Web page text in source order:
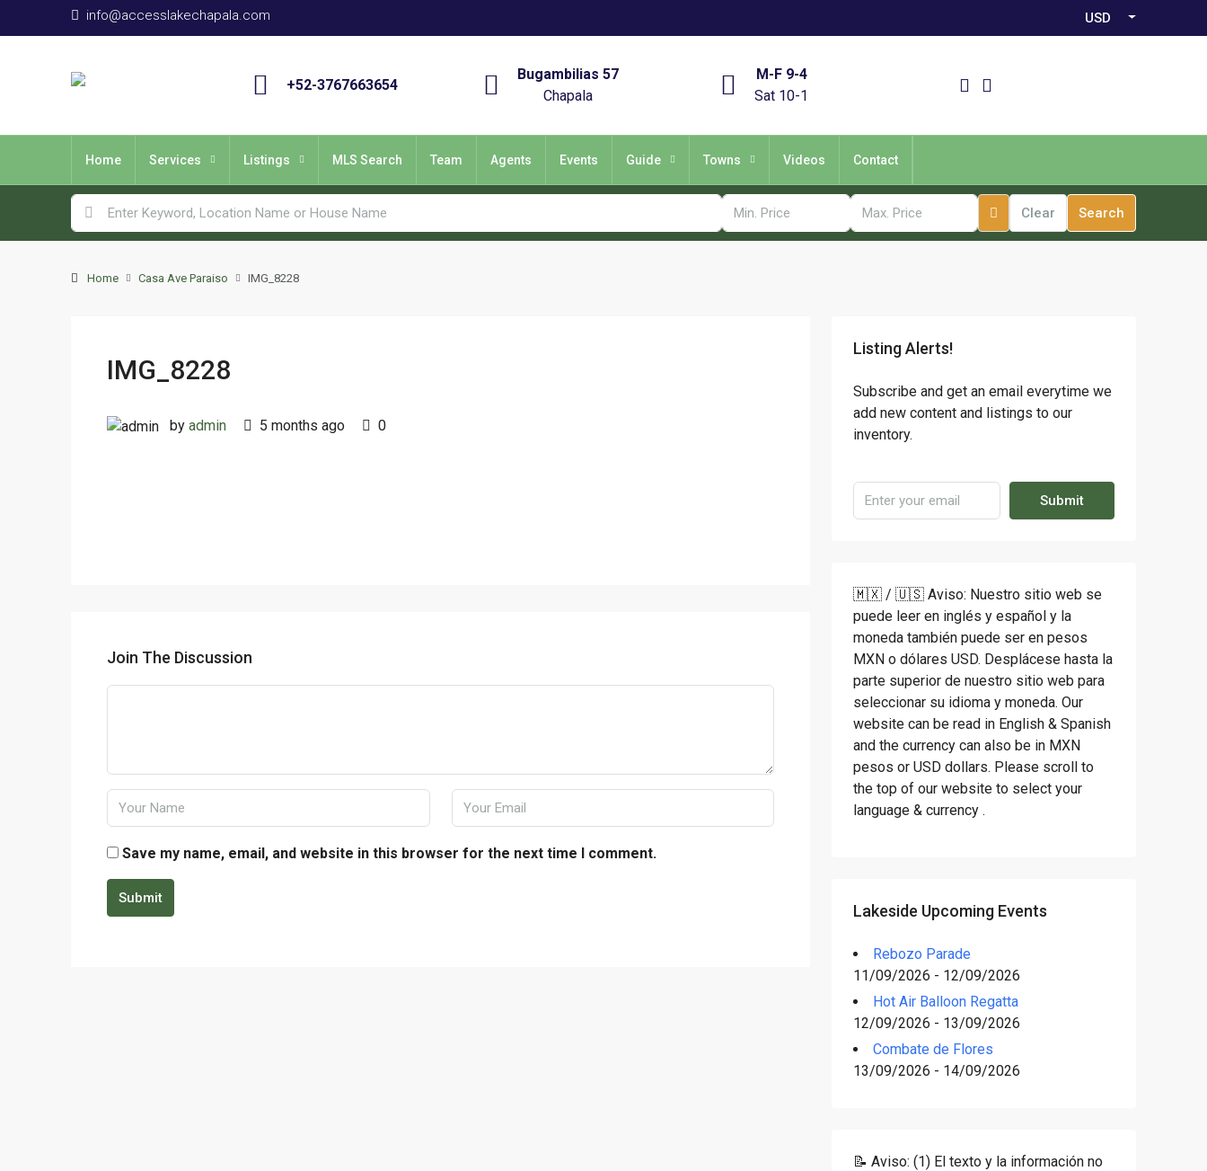
info@accesslakechapala.com USD
+52-3767663654
Bugambilias 57
Chapala
M-F 9-4
Sat 10-1
Home Services Listings MLS Search Team Agents Events Guide Towns Videos Contact
Clear Search
Home Casa Ave Paraiso IMG_8228
IMG_8228
by admin 5 months ago 0
Join The Discussion
Save my name, email, and website in this browser for the next time I comment.
Submit
Listing Alerts!
Subscribe and get an email everytime we
add new content and listings to our
inventory.
Submit
🇲🇽 / 🇺🇸 Aviso: Nuestro sitio web se
puede leer en inglés y español y la
moneda también puede ser en pesos
MXN o dólares USD. Desplácese hasta la
parte superior de nuestro sitio web para
seleccionar su idioma y moneda. Our
website can be read in English & Spanish
and the currency can also be in MXN
pesos or USD dollars. Please scroll to
the top of our website to select your
language & currency .
Lakeside Upcoming Events
Rebozo Parade
11/09/2026 - 12/09/2026
Hot Air Balloon Regatta
12/09/2026 - 13/09/2026
Combate de Flores
13/09/2026 - 14/09/2026
📝 Aviso: (1) El texto y la información no